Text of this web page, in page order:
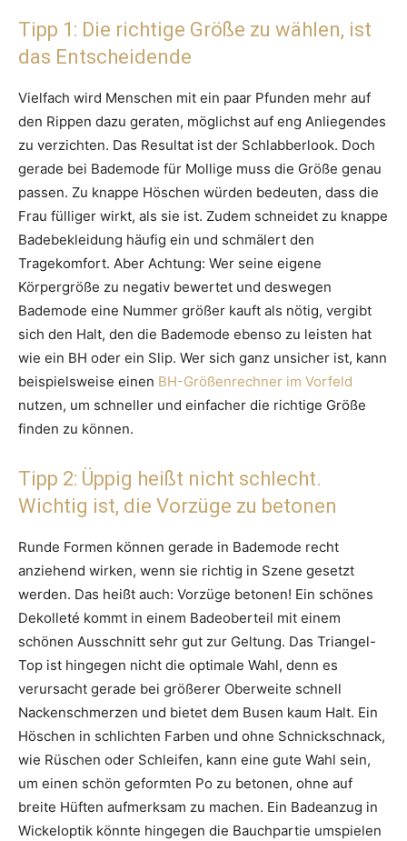
Tipp 1: Die richtige Größe zu wählen, ist
das Entscheidende
Vielfach wird Menschen mit ein paar Pfunden mehr auf
den Rippen dazu geraten, möglichst auf eng Anliegendes
zu verzichten. Das Resultat ist der Schlabberlook. Doch
gerade bei Bademode für Mollige muss die Größe genau
passen. Zu knappe Höschen würden bedeuten, dass die
Frau fülliger wirkt, als sie ist. Zudem schneidet zu knappe
Badebekleidung häufig ein und schmälert den
Tragekomfort. Aber Achtung: Wer seine eigene
Körpergröße zu negativ bewertet und deswegen
Bademode eine Nummer größer kauft als nötig, vergibt
sich den Halt, den die Bademode ebenso zu leisten hat
wie ein BH oder ein Slip. Wer sich ganz unsicher ist, kann
beispielsweise einen BH-Größenrechner im Vorfeld
nutzen, um schneller und einfacher die richtige Größe
finden zu können.
Tipp 2: Üppig heißt nicht schlecht.
Wichtig ist, die Vorzüge zu betonen
Runde Formen können gerade in Bademode recht
anziehend wirken, wenn sie richtig in Szene gesetzt
werden. Das heißt auch: Vorzüge betonen! Ein schönes
Dekolleté kommt in einem Badeoberteil mit einem
schönen Ausschnitt sehr gut zur Geltung. Das Triangel-
Top ist hingegen nicht die optimale Wahl, denn es
verursacht gerade bei größerer Oberweite schnell
Nackenschmerzen und bietet dem Busen kaum Halt. Ein
Höschen in schlichten Farben und ohne Schnickschnack,
wie Rüschen oder Schleifen, kann eine gute Wahl sein,
um einen schön geformten Po zu betonen, ohne auf
breite Hüften aufmerksam zu machen. Ein Badeanzug in
Wickeloptik könnte hingegen die Bauchpartie umspielen